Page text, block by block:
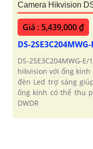
Camera Hikvision
Giá : 5,439,000 ₫
DS-
DS-2SE3C204MWG-
hikvision với ống kính
đèn Led trợ sáng
ống kính có thể thu
DWDR